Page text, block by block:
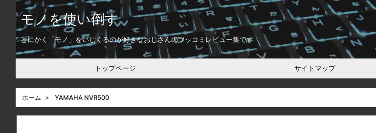
モノを使い倒す
とにかく「モノ」をいじくるのが好きなおじさんのツッコミレビュー集です
トップページ サイトマップ
ホーム > YAMAHA NVR500